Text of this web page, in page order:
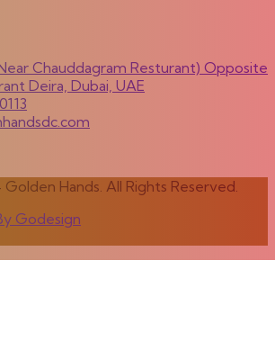
Chauddagram Resturant) Opposite
Deira, Dubai, UAE
Hands. All Rights Reserved.
Godesign